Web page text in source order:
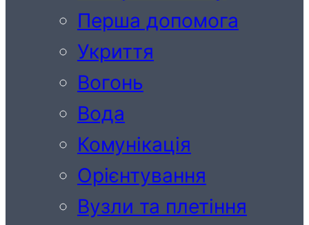
Перша допомога
Укриття
Вогонь
Вода
Комунікація
Орієнтування
Вузли та плетіння